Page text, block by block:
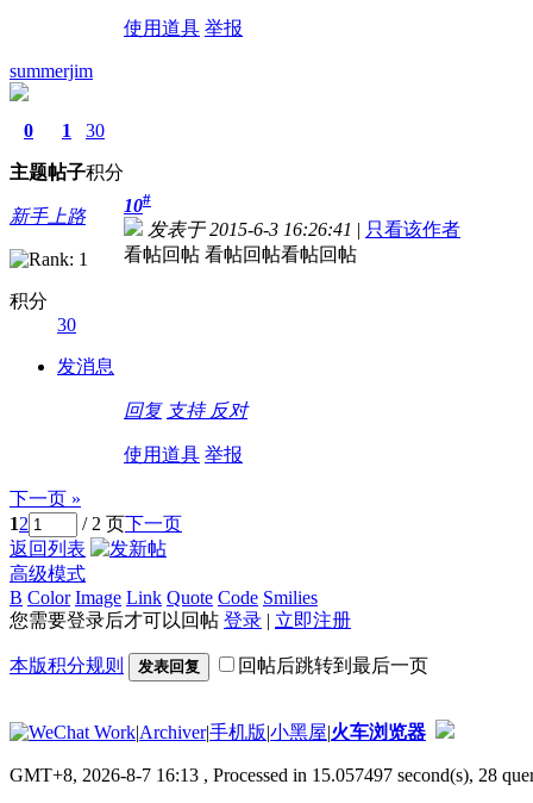
使用道具 举报
summerjim
0
主题
1
帖子
30
积分
新手上路
积分
30
发消息
10#
发表于 2015-6-3 16:26:41 | 只看该作者
看帖回帖 看帖回帖看帖回帖
回复 支持 反对
使用道具 举报
下一页 »
12 / 2 页下一页
返回列表
高级模式
B Color Image Link Quote Code Smilies
您需要登录后才可以回帖 登录 | 立即注册
本版积分规则 发表回复 回帖后跳转到最后一页
|Archiver|手机版|小黑屋|火车浏览器
GMT+8, 2026-8-7 16:13 , Processed in 15.057497 second(s), 28